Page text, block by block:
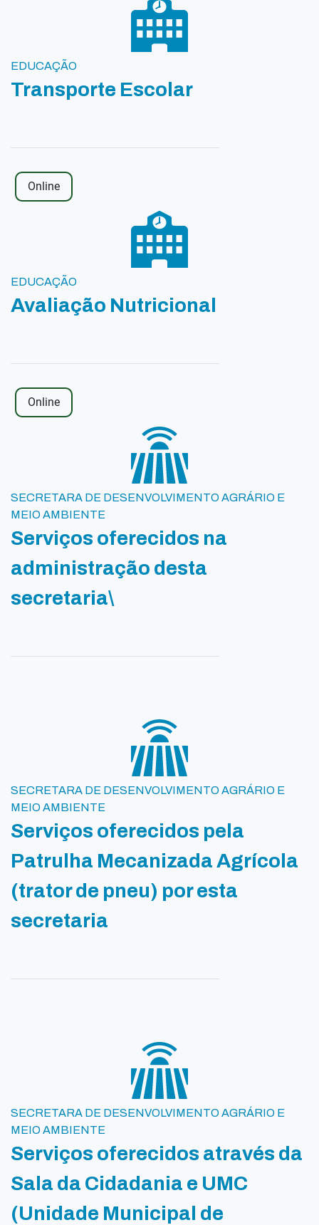
EDUCAÇÃO
Transporte Escolar
Online
EDUCAÇÃO
Avaliação Nutricional
Online
SECRETARA DE DESENVOLVIMENTO AGRÁRIO E
MEIO AMBIENTE
Serviços oferecidos na
administração desta
secretaria\
SECRETARA DE DESENVOLVIMENTO AGRÁRIO E
MEIO AMBIENTE
Serviços oferecidos pela
Patrulha Mecanizada Agrícola
(trator de pneu) por esta
secretaria
SECRETARA DE DESENVOLVIMENTO AGRÁRIO E
MEIO AMBIENTE
Serviços oferecidos através da
Sala da Cidadania e UMC
(Unidade Municipal de